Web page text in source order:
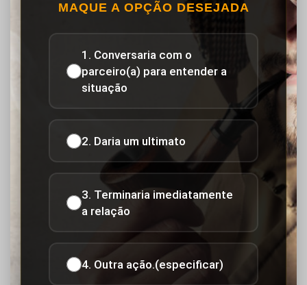
MAQUE A OPÇÃO DESEJADA
1. Conversaria com o
parceiro(a) para entender a
situação
2. Daria um ultimato
3. Terminaria imediatamente
a relação
4. Outra ação.(especificar)